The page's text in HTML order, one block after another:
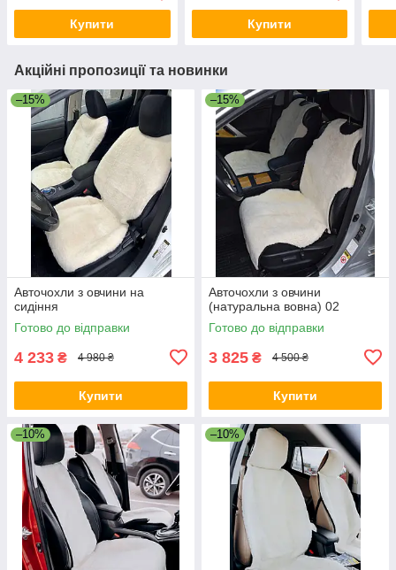
Купити Купити
Акційні пропозиції та новинки
–15%
Авточохли з овчини на
сидіння
Готово до відправки
4 233 ₴ 4 980 ₴
Купити
–15%
Авточохли з овчини
(натуральна вовна) 02
Готово до відправки
3 825 ₴ 4 500 ₴
Купити
–10% –10%